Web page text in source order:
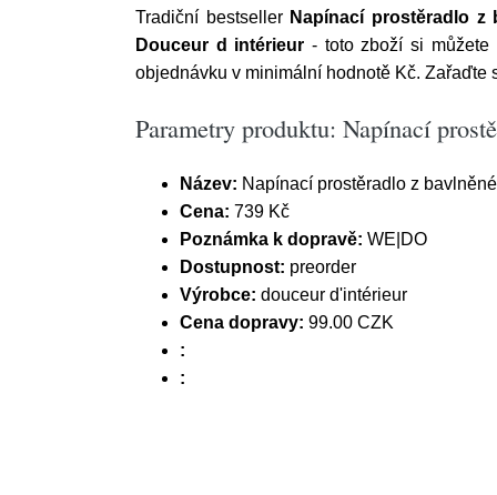
Tradiční bestseller Napínací prostěradlo z
Douceur d intérieur - toto zboží si
objednávku v minimální hodnotě Kč. Zařaďte
Parametry produktu: Napínací
Název: Napínací prostěradlo z
Cena: 739 Kč
Poznámka k dopravě: WE|DO
Dostupnost: preorder
Výrobce: douceur d'intérieur
Cena dopravy: 99.00 CZK
:
: